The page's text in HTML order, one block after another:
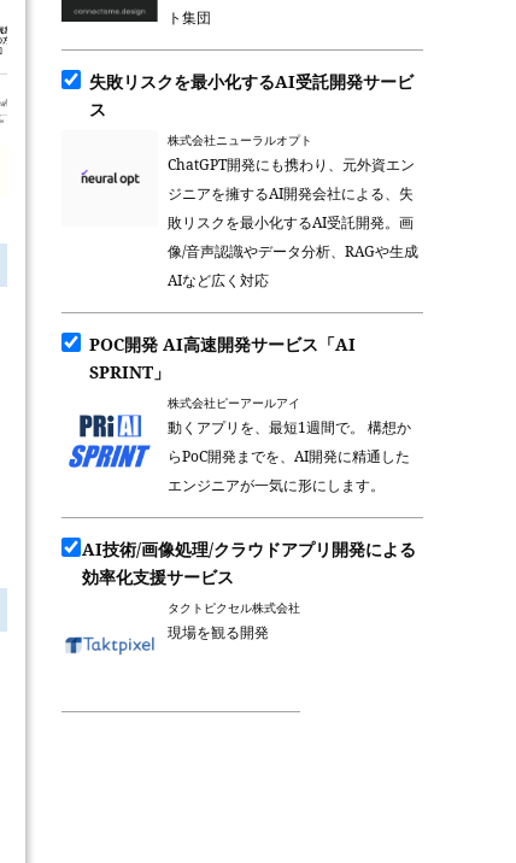
ト集団
失敗リスクを最小化するAI受託開発サービ
ス
株式会社ニューラルオプト
ChatGPT開発にも携わり、元外資エン
ジニアを擁するAI開発会社による、失
敗リスクを最小化するAI受託開発。画
像/音声認識やデータ分析、RAGや生成
AIなど広く対応
POC開発 AI高速開発サービス「AI
SPRINT」
株式会社ピーアールアイ
動くアプリを、最短1週間で。 構想か
らPoC開発までを、AI開発に精通した
エンジニアが一気に形にします。
AI技術/画像処理/クラウドアプリ開発による
効率化支援サービス
タクトピクセル株式会社
現場を観る開発